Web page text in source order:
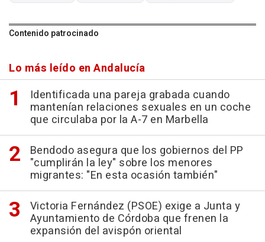
Contenido patrocinado
Lo más leído en Andalucía
Identificada una pareja grabada cuando
mantenían relaciones sexuales en un coche
que circulaba por la A-7 en Marbella
Bendodo asegura que los gobiernos del PP
"cumplirán la ley" sobre los menores
migrantes: "En esta ocasión también"
Victoria Fernández (PSOE) exige a Junta y
Ayuntamiento de Córdoba que frenen la
expansión del avispón oriental